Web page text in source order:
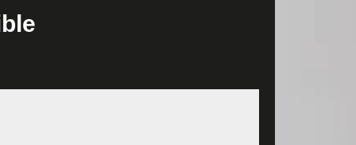
permettra de rénover efficacement votre
attentes et de vos besoins. Nous nous
contre le phénomène climatique, c'est à dire
donc impossible d'échapper à l'étape de la
la façade de votre maison à Blere ou